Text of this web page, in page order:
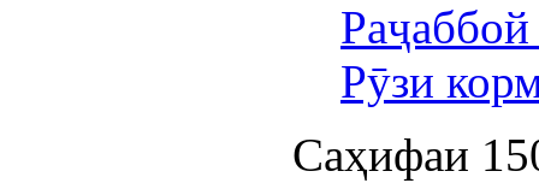
Рӯзи
Саҳифаи